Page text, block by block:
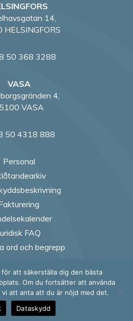
14,
50 368 3288
VASA
4,
VASA
50 4318 888
Personal
FAQ
ord och begrepp
us on
Follow us on
Follow
att säkerställa dig den bästa
Om du fortsätter att använda
vi att anta att du är nöjd med det.
Dataskydd